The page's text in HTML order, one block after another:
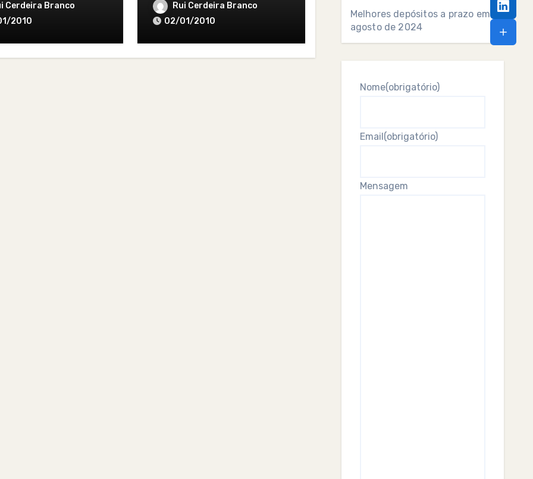
Cerdeira Branco
2010
Rui Cerdeira Branco
02/01/2010
Melhores depósitos a prazo em
agosto de 2024
Nome(obrigatório)
Email(obrigatório)
Mensagem